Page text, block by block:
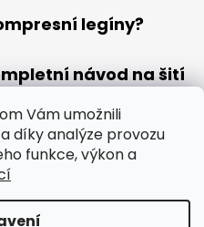
Vám umožnili
díky analýze provozu
funkce, výkon a
legíny?
návod na šití
návod pro